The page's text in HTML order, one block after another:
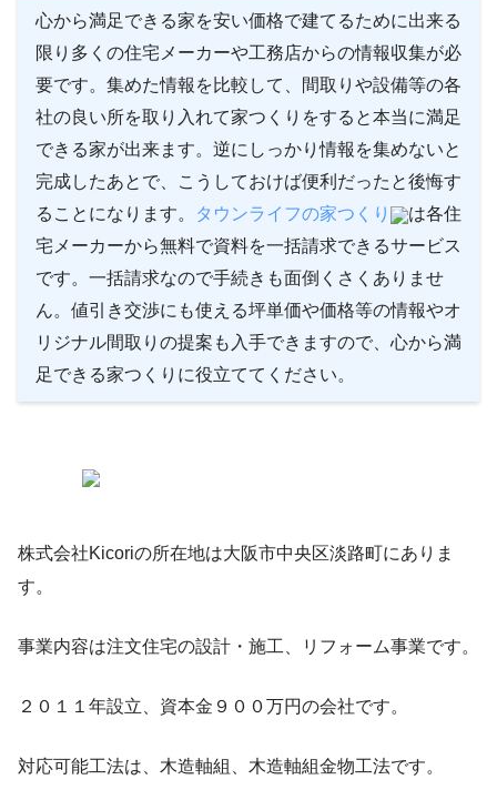
心から満足できる家を安い価格で建てるために出来る
限り多くの住宅メーカーや工務店からの情報収集が必
要です。集めた情報を比較して、間取りや設備等の各
社の良い所を取り入れて家つくりをすると本当に満足
できる家が出来ます。逆にしっかり情報を集めないと
完成したあとで、こうしておけば便利だったと後悔す
ることになります。
タウンライフの家つくり
は各住
宅メーカーから無料で資料を一括請求できるサービス
です。一括請求なので手続きも面倒くさくありませ
ん。値引き交渉にも使える坪単価や価格等の情報やオ
リジナル間取りの提案も入手できますので、心から満
足できる家つくりに役立ててください。
株式会社Kicoriの所在地は大阪市中央区淡路町にありま
す。
事業内容は注文住宅の設計・施工、リフォーム事業です。
２０１１年設立、資本金９００万円の会社です。
対応可能工法は、木造軸組、木造軸組金物工法です。